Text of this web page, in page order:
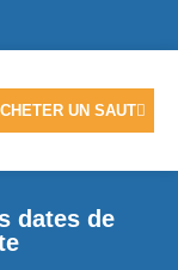
UN SAUT
dates de